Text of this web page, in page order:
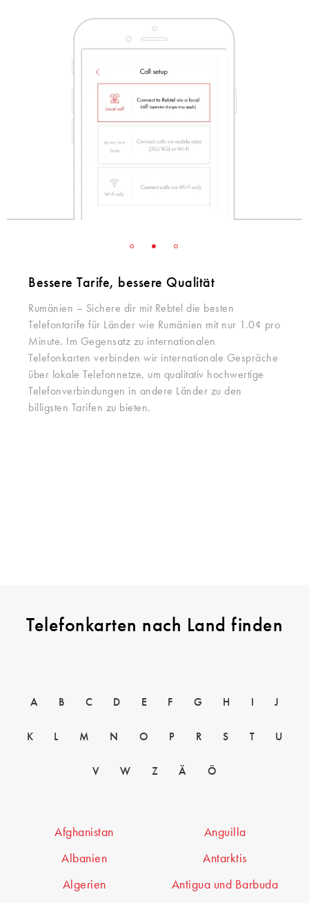
Bessere Tarife, bessere Qualität
Rumänien – Sichere dir mit Rebtel die besten
Telefontarife für Länder wie Rumänien mit nur 1.0¢ pro
Minute. Im Gegensatz zu internationalen
Telefonkarten verbinden wir internationale Gespräche
über lokale Telefonnetze, um qualitativ hochwertige
Telefonverbindungen in andere Länder zu den
billigsten Tarifen zu bieten.
Telefonkarten nach Land finden
A B C D E F G H J
K L M N O P R S T U
V W Z Ä Ö
Afghanistan
Albanien
Algerien
Anguilla
Antarktis
Antigua und Barbuda